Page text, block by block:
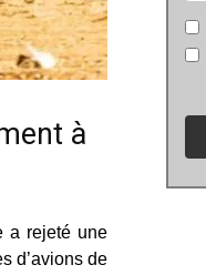
à
a rejeté une
d’avions de